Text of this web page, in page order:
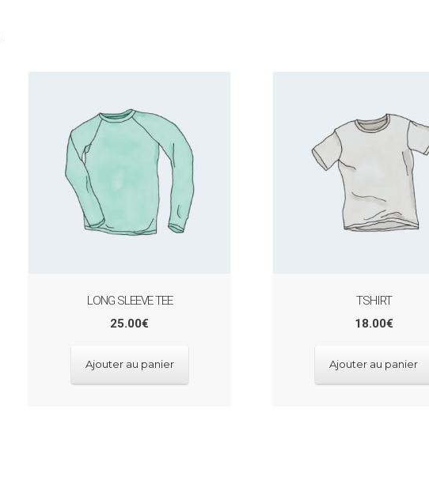
LONG SLEEVE TEE
25.00€
Ajouter au panier
TSHIRT
18.00€
Ajouter au panier